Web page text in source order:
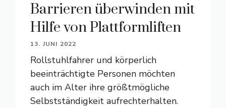
Barrieren überwinden mit
Hilfe von Plattformliften
13. JUNI 2022
Rollstuhlfahrer und körperlich
beeinträchtigte Personen möchten
auch im Alter ihre größtmögliche
Selbstständigkeit aufrechterhalten.